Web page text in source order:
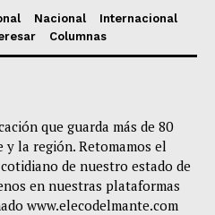
Nacional
Internacional
Columnas
que guarda más de 80
y la región. Retomamos el
de nuestro estado de
en nuestras plataformas
www.elecodelmante.com